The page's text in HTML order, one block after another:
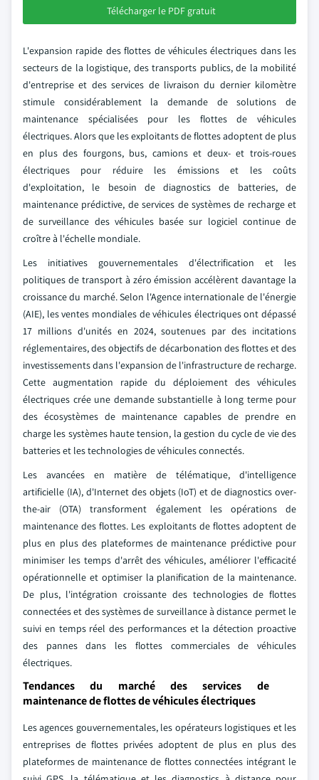
Télécharger le PDF gratuit
L'expansion rapide des flottes de véhicules électriques dans les
secteurs de la logistique, des transports publics, de la mobilité
d'entreprise et des services de livraison du dernier kilomètre
stimule considérablement la demande de solutions de
maintenance spécialisées pour les flottes de véhicules
électriques. Alors que les exploitants de flottes adoptent de plus
en plus des fourgons, bus, camions et deux- et trois-roues
électriques pour réduire les émissions et les coûts
d'exploitation, le besoin de diagnostics de batteries, de
maintenance prédictive, de services de systèmes de recharge et
de surveillance des véhicules basée sur logiciel continue de
croître à l'échelle mondiale.
Les initiatives gouvernementales d'électrification et les
politiques de transport à zéro émission accélèrent davantage la
croissance du marché. Selon l'Agence internationale de l'énergie
(AIE), les ventes mondiales de véhicules électriques ont dépassé
17 millions d'unités en 2024, soutenues par des incitations
réglementaires, des objectifs de décarbonation des flottes et des
investissements dans l'expansion de l'infrastructure de recharge.
Cette augmentation rapide du déploiement des véhicules
électriques crée une demande substantielle à long terme pour
des écosystèmes de maintenance capables de prendre en
charge les systèmes haute tension, la gestion du cycle de vie des
batteries et les technologies de véhicules connectés.
Les avancées en matière de télématique, d'intelligence
artificielle (IA), d'Internet des objets (IoT) et de diagnostics over-
the-air (OTA) transforment également les opérations de
maintenance des flottes. Les exploitants de flottes adoptent de
plus en plus des plateformes de maintenance prédictive pour
minimiser les temps d'arrêt des véhicules, améliorer l'efficacité
opérationnelle et optimiser la planification de la maintenance.
De plus, l'intégration croissante des technologies de flottes
connectées et des systèmes de surveillance à distance permet le
suivi en temps réel des performances et la détection proactive
des pannes dans les flottes commerciales de véhicules
électriques.
Tendances du marché des services de
maintenance de flottes de véhicules électriques
Les agences gouvernementales, les opérateurs logistiques et les
entreprises de flottes privées adoptent de plus en plus des
plateformes de maintenance de flottes connectées intégrant le